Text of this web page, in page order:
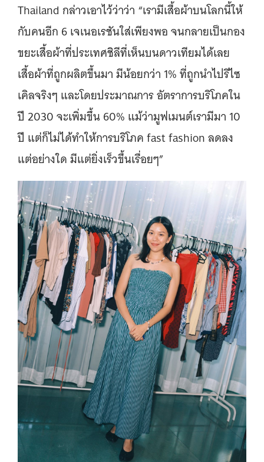
Thailand กล่าวเอาไว้ว่าว่า “เรามีเสื้อผ้าบนโลกนี้ให้
กับคนอีก 6 เจเนอเรชันใส่เพียงพอ จนกลายเป็นกอง
ขยะเสื้อผ้าที่ประเทศชิลีที่เห็นบนดาวเทียมได้เลย
เสื้อผ้าที่ถูกผลิตขึ้นมา มีน้อยกว่า 1% ที่ถูกนำไปรีไซ
เคิลจริงๆ และโดยประมาณการ อัตราการบริโภคใน
ปี 2030 จะเพิ่มขึ้น 60% แม้ว่ามูฟเมนต์เรามีมา 10
ปี แต่ก็ไม่ได้ทำให้การบริโภค fast fashion ลดลง
แต่อย่างใด มีแต่ยิ่งเร็วขึ้นเรื่อยๆ”